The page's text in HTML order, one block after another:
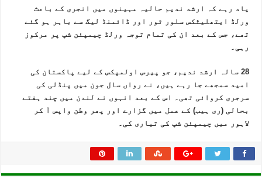
یاد رہے کہ ارشد ندیم حالیہ مہینوں میں انجری کے باعث
ورلڈ ایتھلیٹکس سلور ٹور اور ڈائمنڈ لیگ سے باہر ہو گئے
تھے، جس کے بعد ان کی تمام توجہ ورلڈ چیمپئن شپ پر مرکوز
رہی۔
28 سالہ ارشد ندیم، جو پیرس اولمپکس کے لیے پاکستان کی
امید سمجھے جا رہے ہیں، نے رواں سال جون میں پنڈلی کی
سرجری کروائی تھی۔ اس کے بعد انہوں نے لندن میں چند ہفتے
بحالی (ری ہیب) کے عمل میں گزارے اور پھر وطن واپس آ کر
لاہور میں چیمپئن شپ کی تیاری کی۔